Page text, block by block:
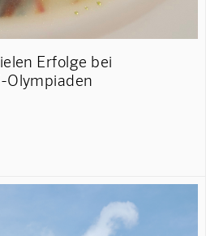
Erfolge bei
Olympiaden